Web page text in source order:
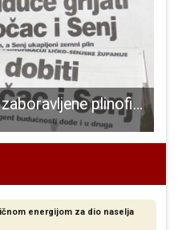
Konačno se sjetili već zaboravljene plinofikacije Like!!!
energijom za dio naselja